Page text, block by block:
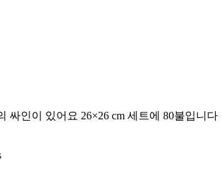
싸인이 있어요 26×26 cm 세트에 80불입니다